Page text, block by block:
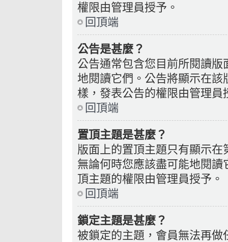
權限由管理員授予。
回頂端
公告是甚麼？
公告通常包含您目前所閱讀
地閱讀它們。公告將顯示在
樣，發表公告的權限由管理員
回頂端
置頂主題是甚麼？
版面上的置頂主題只有顯示
無論何時您應該盡可能地閱
頂主題的權限由管理員授予。
回頂端
鎖定主題是甚麼？
被鎖定的主題，會員無法再